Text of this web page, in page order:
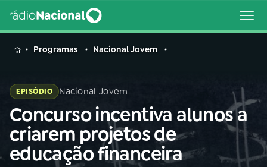
MENU
Buscar
na
Rádio
Nacional
Buscar
Programas Nacional Jovem
EPISÓDIO Nacional Jovem
Concurso incentiva alunos a
criarem projetos de
educação financeira